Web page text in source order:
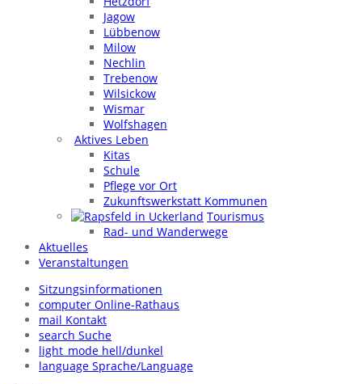
Jagow
Lübbenow
Milow
Nechlin
Trebenow
Wilsickow
Wismar
Wolfshagen
Aktives Leben
Kitas
Schule
Pflege vor Ort
Zukunftswerkstatt Kommunen
Tourismus
Rad- und Wanderwege
Aktuelles
Veranstaltungen
Sitzungsinformationen
computer Online-Rathaus
mail Kontakt
search Suche
light_mode hell/dunkel
language Sprache/Language